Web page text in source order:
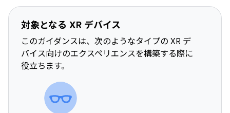
対象となる XR デバイス
このガイダンスは、次のようなタイプの XR デ
バイス向けのエクスペリエンスを構築する際に
役立ちます。